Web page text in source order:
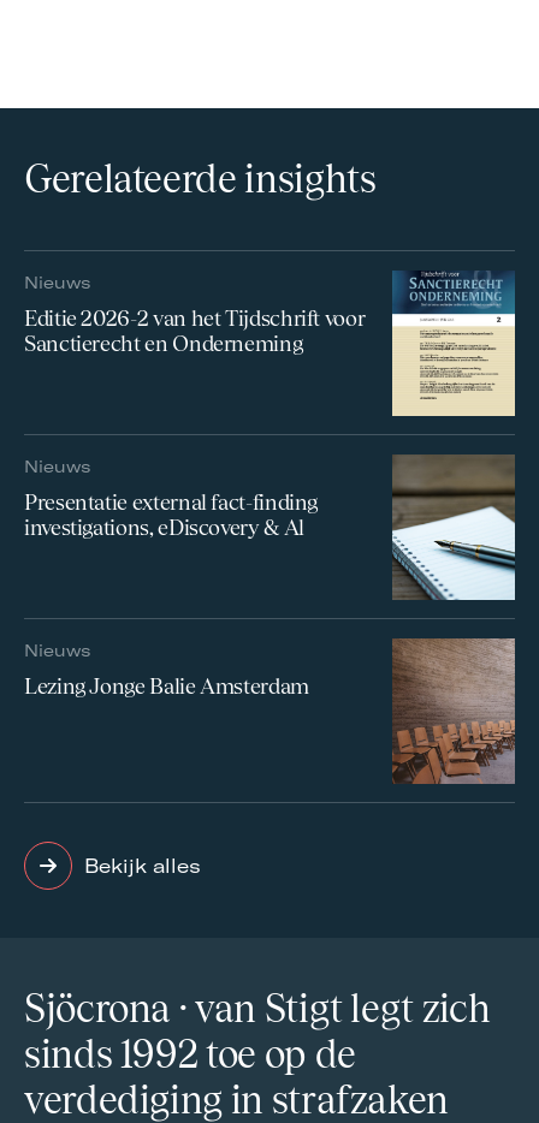
Gerelateerde insights
Nieuws
Editie 2026-2 van het Tijdschrift voor
Sanctierecht en Onderneming
Nieuws
Presentatie external fact-finding
investigations, eDiscovery & Al
Nieuws
Lezing Jonge Balie Amsterdam
Bekijk alles
Sjöcrona · van Stigt legt zich
sinds 1992 toe op de
verdediging in strafzaken